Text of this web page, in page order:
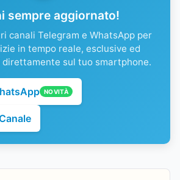
sempre aggiornato!
canali Telegram e WhatsApp per
in tempo reale, esclusive ed
sul tuo smartphone.
NOVITÀ